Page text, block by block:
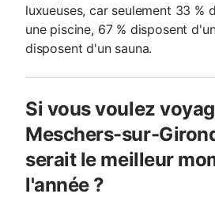
luxueuses, car seulement 33 %
une piscine, 67 % disposent
disposent d'un sauna.
Si vous voulez
Meschers-sur-
serait le meilleur
l'année ?